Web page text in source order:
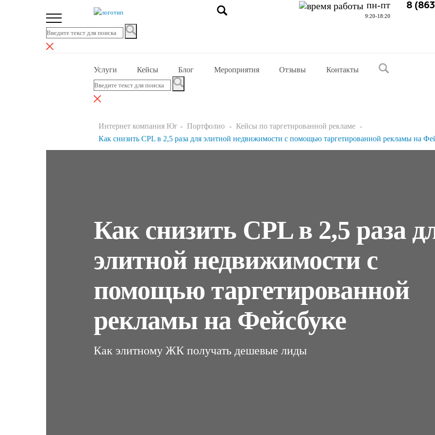
пн-пт
9:20-18:20
8
Услуги Кейсы Блог Мероприятия Отзывы Контакты
Интернет компания Юг Портфолио
Кейсы по таргетированной рекламе
Как снизить CPL в 2,5 раза для элитной недвижимости с помощью таргетированной рекламы на
Как снизить CPL в 2,5 раза
элитной недвижимости с
помощью таргетированной
рекламы на Фейсбуке
Как элитному ЖК получать дешевые лиды